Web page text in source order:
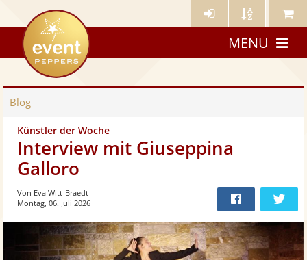
Künstler- Künstler Meine
eventpeppers
MENU
Blog
Künstler der Woche
Interview mit Giuseppina
Galloro
Bei
Facebook
teilen
Von Eva Witt-Braedt
Montag, 06. Juli 2026